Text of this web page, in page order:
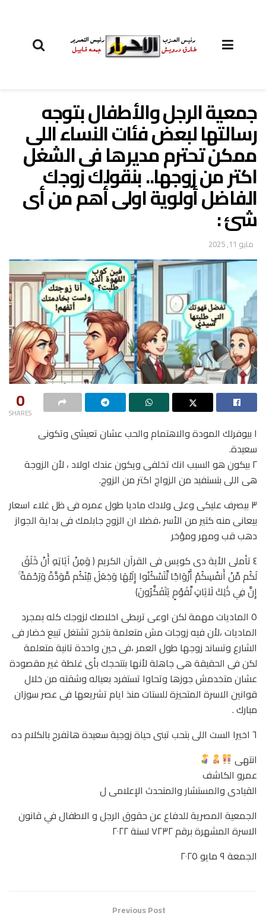
جمعية الرجل والأطفال بتوجه
رسالتها لبعض فئات النساء اللى
ممكن تحترم مديرها فى الشغل
اكتر من زوجها.. بنقولك زوجك
الفاضل أولوية اولى أهم من أى
شئ :
مايو 11, 2025
0
SHARES
١ بيوفرلك المودة والاهتمام والحب عشان تعيشى وتكونى
سعيدة.
٢ بيكون هو السبب انك تخلفى ويكون عندك اولاد ، لأن الزوجة
هى اللى بتستفيد من الزواج اكتر من الزوج.
٣ بيصرف عليكى وعلى ولادك ماديا طول عمره فى ظل غلاء اسعار
بيعانى منه كتير من الأسر ،فضلا ان الزوج جابلمك فى بداية الجواز
دهب قب ومهر ومؤخر
٤ تأملى الأية دى كويس فى القرآن الكريم ﴿ وَمِنْ آيَاتِهِ أَنْ خَلَقَ
لَكُم مِّنْ أَنفُسِكُمْ أَزْوَاجًا لِّتَسْكُنُوا إِلَيْهَا وَجَعَلَ بَيْنَكُم مَّوَدَّةً وَرَحْمَةً ۚ
إِنَّ فِي ذَٰلِكَ لَآيَاتٍ لِّقَوْمٍ يَتَفَكَّرُونَ﴾
٥ الماديات مهمة لكن اوعى تربطى اخلاصك لزوجك كله بمجرد
الماديات ،لأن فيه زوجات مش متعلمة بتخرج تشتغل تبيع خضار فى
الشارع وتساند زوجها طول العمر ،فى حين واحدة تانية متعلمة
لكن فى الحقيقة هى جاهلة لأنها بتتحجك بأى غلطة غير مقصودة
عشان متخدمش جوزها وتحاوا تستفرد بعياله وشقته من خلال
قوانين الاسرة المتحيزة للستات منذ ايام تشريعها فى عصر سوزان
مبارك .
٦ اخيرا الست اللى بتحب تبنى حياة زوجية سعيدة هاتفرح بالكلام ده
انتهى
عمرو الكاشف
القيادى والمستشار والمتحدث الإعلامى ل
الجمعية المصرية للدفاع عن حقوق الرجل و الاطفال في قانون
الاسرة المشهرة برقم ٧٢٣٢ لسنة ٢٠٢٢
الجمعة ٩ مايو ٢٠٢٥
Previous Post